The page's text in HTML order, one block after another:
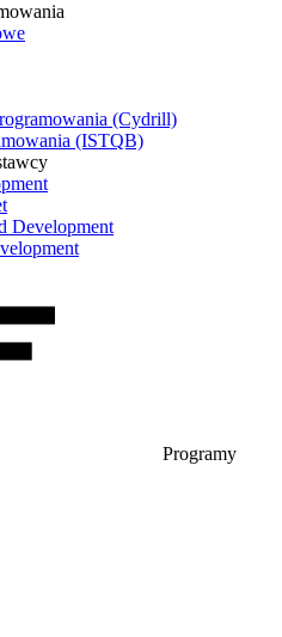
(Cydrill)
(ISTQB)
Development
Programy